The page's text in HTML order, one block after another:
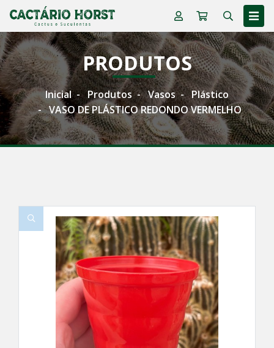
PRODUTOS
Inicial Produtos Vasos
Plástico
VASO DE PLÁSTICO REDONDO VERMELHO